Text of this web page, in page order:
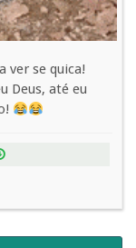
ver se quica!
Deus, até eu